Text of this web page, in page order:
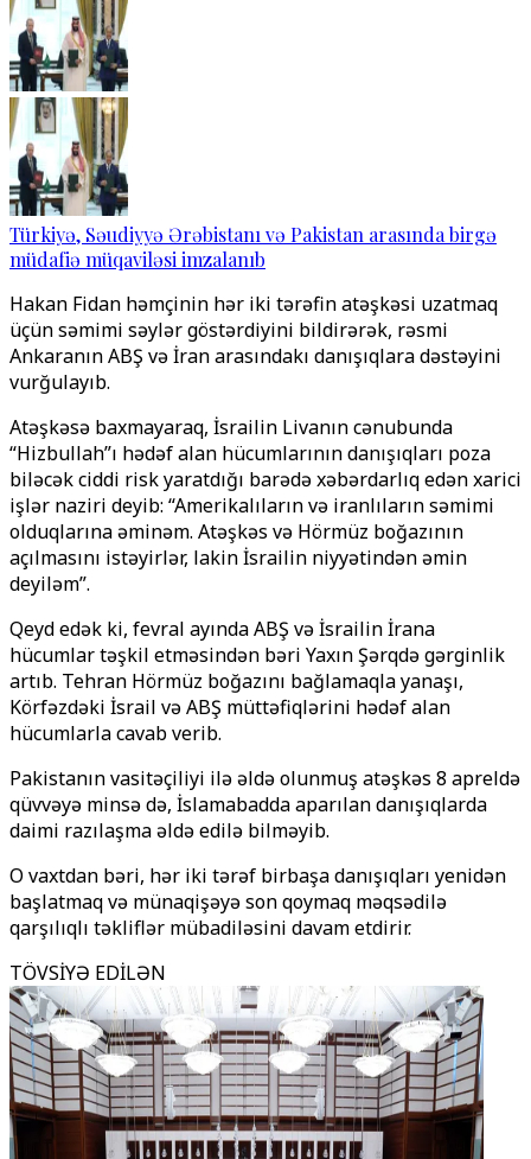
Türkiyə, Səudiyyə Ərəbistanı və Pakistan arasında birgə
müdafiə müqaviləsi imzalanıb
Hakan Fidan həmçinin hər iki tərəfin atəşkəsi uzatmaq
üçün səmimi səylər göstərdiyini bildirərək, rəsmi
Ankaranın ABŞ və İran arasındakı danışıqlara dəstəyini
vurğulayıb.
Atəşkəsə baxmayaraq, İsrailin Livanın cənubunda
“Hizbullah”ı hədəf alan hücumlarının danışıqları poza
biləcək ciddi risk yaratdığı barədə xəbərdarlıq edən xarici
işlər naziri deyib: “Amerikalıların və iranlıların səmimi
olduqlarına əminəm. Atəşkəs və Hörmüz boğazının
açılmasını istəyirlər, lakin İsrailin niyyətindən əmin
deyiləm”.
Qeyd edək ki, fevral ayında ABŞ və İsrailin İrana
hücumlar təşkil etməsindən bəri Yaxın Şərqdə gərginlik
artıb. Tehran Hörmüz boğazını bağlamaqla yanaşı,
Körfəzdəki İsrail və ABŞ müttəfiqlərini hədəf alan
hücumlarla cavab verib.
Pakistanın vasitəçiliyi ilə əldə olunmuş atəşkəs 8 apreldə
qüvvəyə minsə də, İslamabadda aparılan danışıqlarda
daimi razılaşma əldə edilə bilməyib.
O vaxtdan bəri, hər iki tərəf birbaşa danışıqları yenidən
başlatmaq və münaqişəyə son qoymaq məqsədilə
qarşılıqlı təkliflər mübadiləsini davam etdirir.
TÖVSİYƏ EDİLƏN